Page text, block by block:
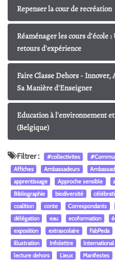
Repenser la cour de recréation
Réaménager les cours d'école
retours d'expérience
Faire Classe Dehors -
Sa Manière d'Enseigner
Education à l'environnement
(Belgique)
Filtrer : #collectivites
Affiches
Ambassadeurs
apprentissage
Approche sensible
Bibliographie
biodiversité
coalition
conte Correspondants
délégation
eau ecoformation
exposition
extrascolaire FabPeda
illustration
Infolettre International
lecture dehors
Lieux Manifestes